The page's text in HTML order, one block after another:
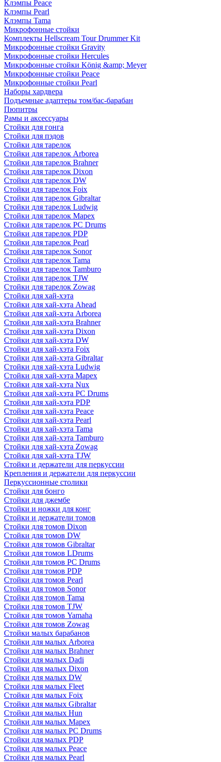
Клэмпы Peace
Клэмпы Pearl
Клэмпы Tama
Микрофонные стойки
Комплекты Hellscream Tour Drummer Kit
Микрофонные стойки Gravity
Микрофонные стойки Hercules
Микрофонные стойки König &amp; Meyer
Микрофонные стойки Peace
Микрофонные стойки Pearl
Наборы хардвера
Подъемные адаптеры том/бас-барабан
Пюпитры
Рамы и аксессуары
Стойки для гонга
Стойки для пэдов
Стойки для тарелок
Стойки для тарелок Arborea
Стойки для тарелок Brahner
Стойки для тарелок Dixon
Стойки для тарелок DW
Стойки для тарелок Foix
Стойки для тарелок Gibraltar
Стойки для тарелок Ludwig
Стойки для тарелок Mapex
Стойки для тарелок PC Drums
Стойки для тарелок PDP
Стойки для тарелок Pearl
Стойки для тарелок Sonor
Стойки для тарелок Tama
Стойки для тарелок Tamburo
Стойки для тарелок TJW
Стойки для тарелок Zowag
Стойки для хай-хэта
Стойки для хай-хэта Ahead
Стойки для хай-хэта Arborea
Стойки для хай-хэта Brahner
Стойки для хай-хэта Dixon
Стойки для хай-хэта DW
Стойки для хай-хэта Foix
Стойки для хай-хэта Gibraltar
Стойки для хай-хэта Ludwig
Стойки для хай-хэта Mapex
Стойки для хай-хэта Nux
Стойки для хай-хэта PC Drums
Стойки для хай-хэта PDP
Стойки для хай-хэта Peace
Стойки для хай-хэта Pearl
Стойки для хай-хэта Tama
Стойки для хай-хэта Tamburo
Стойки для хай-хэта Zowag
Стойки для хай-хэта TJW
Стойки и держатели для перкуссии
Крепления и держатели для перкуссии
Перкуссионные столики
Стойки для бонго
Стойки для джембе
Стойки и ножки для конг
Стойки и держатели томов
Стойки для томов Dixon
Стойки для томов DW
Стойки для томов Gibraltar
Стойки для томов LDrums
Стойки для томов PC Drums
Стойки для томов PDP
Стойки для томов Pearl
Стойки для томов Sonor
Стойки для томов Tama
Стойки для томов TJW
Стойки для томов Yamaha
Стойки для томов Zowag
Стойки малых барабанов
Стойки для малых Arborea
Стойки для малых Brahner
Стойки для малых Dadi
Стойки для малых Dixon
Стойки для малых DW
Стойки для малых Fleet
Стойки для малых Foix
Стойки для малых Gibraltar
Стойки для малых Hun
Стойки для малых Mapex
Стойки для малых PC Drums
Стойки для малых PDP
Стойки для малых Peace
Стойки для малых Pearl